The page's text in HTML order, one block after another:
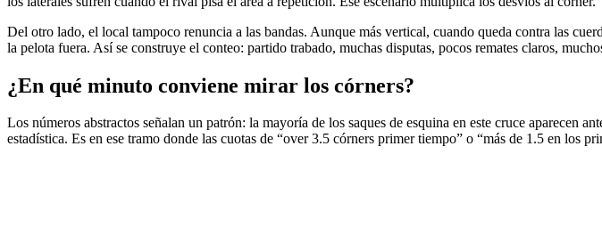
Del otro lado, el local tampoco renuncia a las bandas. Aunque más vertical, cuando queda contra las
la pelota fuera. Así se construye el conteo: partido trabado, muchas disputas, pocos remates claros,
¿En qué minuto conviene mirar los córners?
Los números abstractos señalan un patrón: la mayoría de los saques de esquina en este cruce
estadística. Es en ese tramo donde las cuotas de “over 3.5 córners primer tiempo” o “más de 1.5 en los